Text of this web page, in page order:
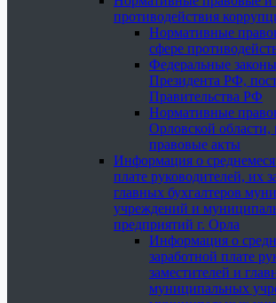
противодействия
Нормативные
сфере
Федеральные
Президента РФ,
Правительства РФ
Нормативные
Орловской
правовые акты
Информация о
плате руководителей, их
главных бухгалтеров
учреждений и
предприятий г. Орла
Информация о
заработной плате
заместителей и
муниципальных